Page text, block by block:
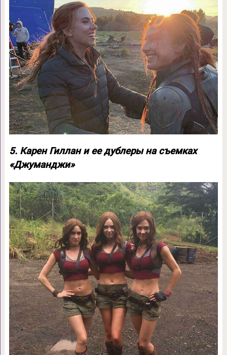
5. Карен Гиллан и ее дублеры на съемках
«Джуманджи»